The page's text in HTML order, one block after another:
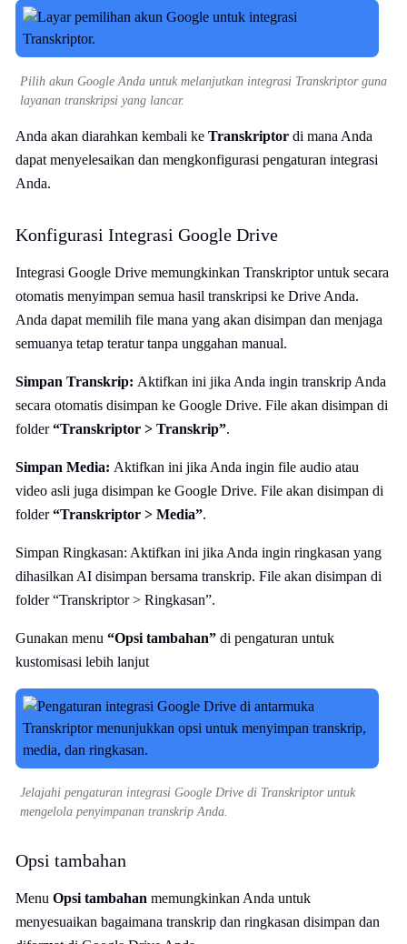
Pilih akun Google Anda untuk melanjutkan integrasi Transkriptor guna
layanan transkripsi yang lancar.
Anda akan diarahkan kembali ke Transkriptor di mana Anda
dapat menyelesaikan dan mengkonfigurasi pengaturan integrasi
Anda.
Konfigurasi Integrasi Google Drive
Integrasi Google Drive memungkinkan Transkriptor untuk secara
otomatis menyimpan semua hasil transkripsi ke Drive Anda.
Anda dapat memilih file mana yang akan disimpan dan menjaga
semuanya tetap teratur tanpa unggahan manual.
Simpan Transkrip: Aktifkan ini jika Anda ingin transkrip Anda
secara otomatis disimpan ke Google Drive. File akan disimpan di
folder“Transkriptor > Transkrip”.
Simpan Media: Aktifkan ini jika Anda ingin file audio atau
video asli juga disimpan ke Google Drive. File akan disimpan di
folder“Transkriptor > Media”.
Simpan Ringkasan: Aktifkan ini jika Anda ingin ringkasan yang
dihasilkan AI disimpan bersama transkrip. File akan disimpan di
folder “Transkriptor > Ringkasan”.
Gunakan menu “Opsi tambahan” di pengaturan untuk
kustomisasi lebih lanjut
Jelajahi pengaturan integrasi Google Drive di Transkriptor untuk
mengelola penyimpanan transkrip Anda.
Opsi tambahan
Menu Opsi tambahan memungkinkan Anda untuk
menyesuaikan bagaimana transkrip dan ringkasan disimpan dan